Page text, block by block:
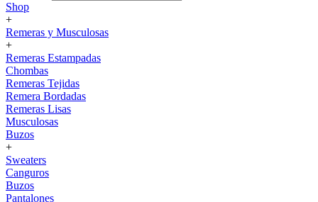
Shop
+
Remeras y Musculosas
+
Remeras Estampadas
Chombas
Remeras Tejidas
Remera Bordadas
Remeras Lisas
Musculosas
Buzos
+
Sweaters
Canguros
Buzos
Pantalones